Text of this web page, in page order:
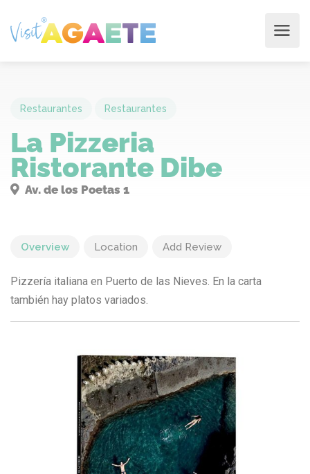
Restaurantes Restaurantes
La Pizzeria
Ristorante Dibe
Av. de los Poetas 1
Overview Location Add Review
Pizzería italiana en Puerto de las Nieves. En la carta
también hay platos variados.